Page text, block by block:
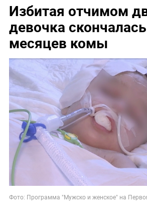
Избитая отчимом
девочка
месяцев комы
Фото: Программа "Мужско и женское" на